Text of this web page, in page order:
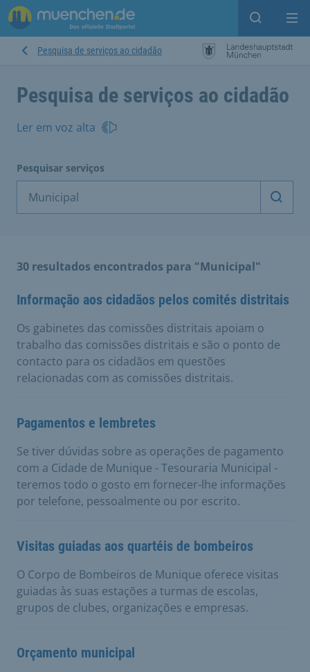
Open
Pesquisa de serviços ao cidadão
Pesquisa de serviços ao cidadão
Ler em voz alta
Pesquisar serviços
30 resultados encontrados para "Municipal"
Informação aos cidadãos pelos comités distritais
Os gabinetes das comissões distritais apoiam o
trabalho das comissões distritais e são o ponto de
contacto para os cidadãos em questões
relacionadas com as comissões distritais.
Pagamentos e lembretes
Se tiver dúvidas sobre as operações de pagamento
com a Cidade de Munique - Tesouraria Municipal -
teremos todo o gosto em fornecer-lhe informações
por telefone, pessoalmente ou por escrito.
Visitas guiadas aos quartéis de bombeiros
O Corpo de Bombeiros de Munique oferece visitas
guiadas às suas estações a turmas de escolas,
grupos de clubes, organizações e empresas.
Orçamento municipal